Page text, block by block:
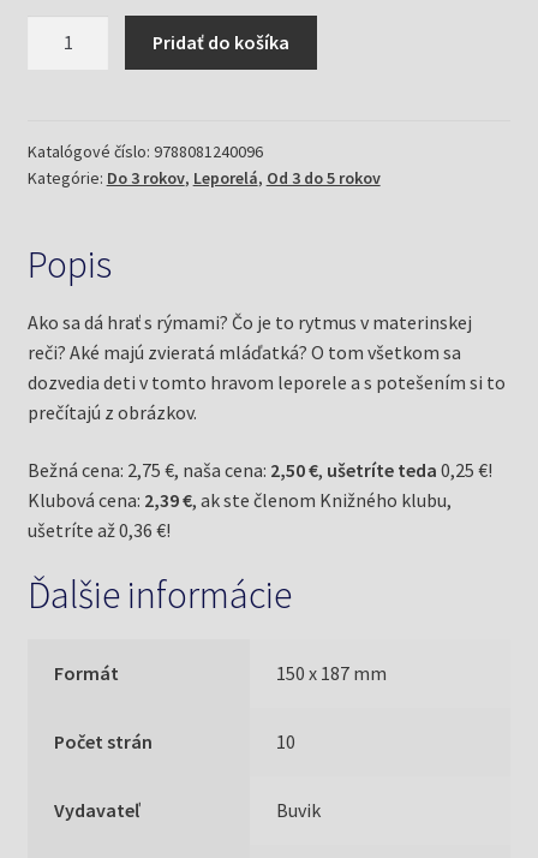
Pridať do košíka
Katalógové číslo: 9788081240096
Kategórie: Do 3 rokov, Leporelá, Od 3 do 5 rokov
Popis
Ako sa dá hrať s rýmami? Čo je to rytmus v materinskej
reči? Aké majú zvieratá mláďatká? O tom všetkom sa
dozvedia deti v tomto hravom leporele a s potešením si to
prečítajú z obrázkov.
Bežná cena: 2,75 €, naša cena: 2,50 €, ušetríte teda 0,25 €!
Klubová cena: 2,39 €, ak ste členom Knižného klubu,
ušetríte až 0,36 €!
Ďalšie informácie
Formát 150 x 187 mm
Počet strán 10
Vydavateľ Buvik